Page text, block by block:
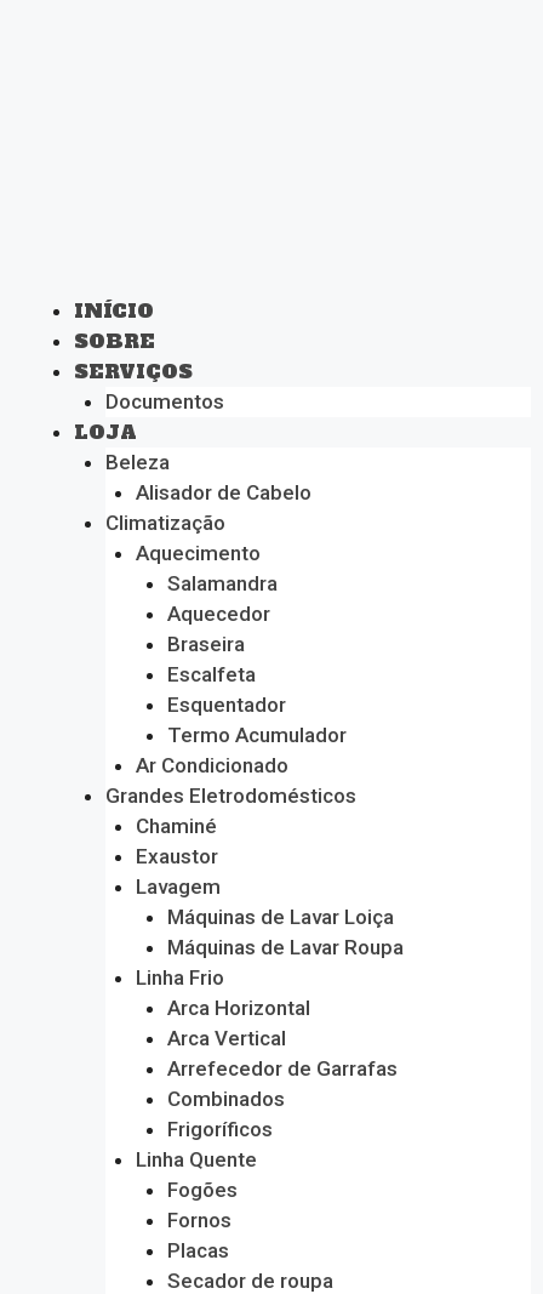
INÍCIO
SOBRE
SERVIÇOS
Documentos
LOJA
Beleza
Alisador de Cabelo
Climatização
Aquecimento
Salamandra
Aquecedor
Braseira
Escalfeta
Esquentador
Termo Acumulador
Ar Condicionado
Grandes Eletrodomésticos
Chaminé
Exaustor
Lavagem
Máquinas de Lavar Loiça
Máquinas de Lavar Roupa
Linha Frio
Arca Horizontal
Arca Vertical
Arrefecedor de Garrafas
Combinados
Frigoríficos
Linha Quente
Fogões
Fornos
Placas
Secador de roupa